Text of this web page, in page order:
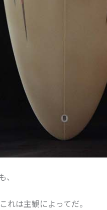
、
れは主観によってだ。